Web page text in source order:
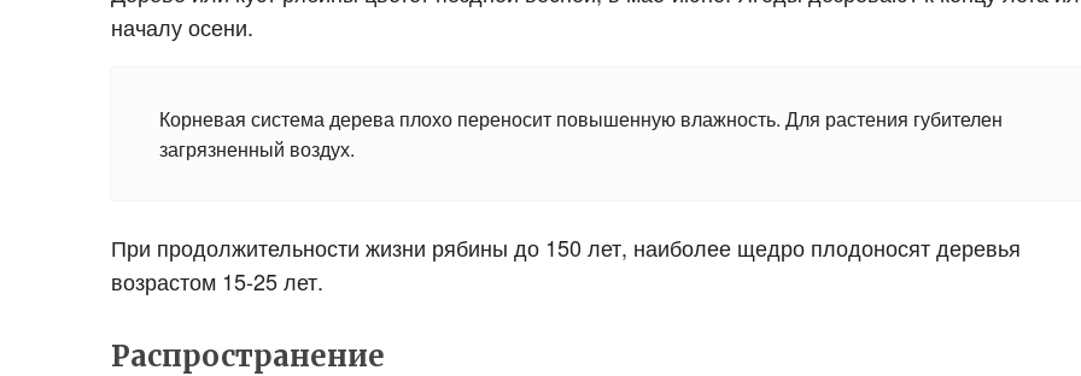
началу осени.
Корневая система дерева плохо переносит повышенную влажность. Для растения губителен
загрязненный воздух.
При продолжительности жизни рябины до 150 лет, наиболее щедро плодоносят деревья
возрастом 15-25 лет.
Распространение